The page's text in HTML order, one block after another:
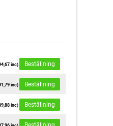
inc) Beställning
inc) Beställning
inc) Beställning